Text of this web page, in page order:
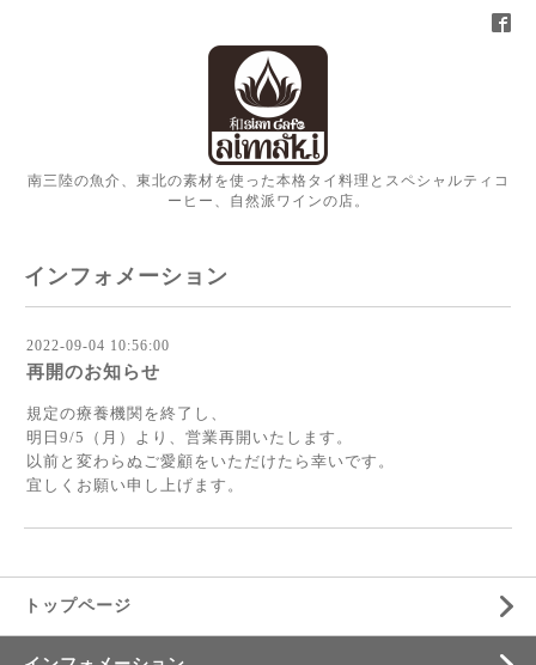
南三陸の魚介、東北の素材を使った本格タイ料理とスペシャルティコ
ーヒー、自然派ワインの店。
インフォメーション
2022-09-04 10:56:00
再開のお知らせ
規定の療養機関を終了し、
明日9/5（月）より、営業再開いたします。
以前と変わらぬご愛顧をいただけたら幸いです。
宜しくお願い申し上げます。
トップページ